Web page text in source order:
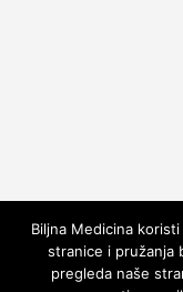
Biljna Medicina
stranice i pružanja
pregleda naše